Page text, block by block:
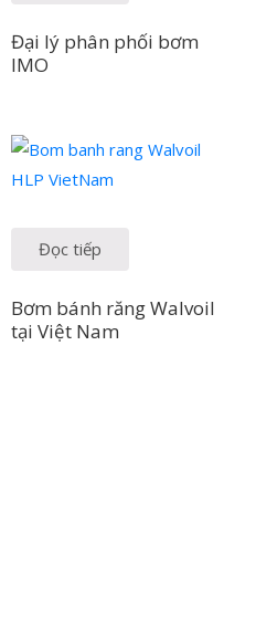
Đại lý phân phối bơm
IMO
Đọc tiếp
Bơm bánh răng Walvoil
tại Việt Nam